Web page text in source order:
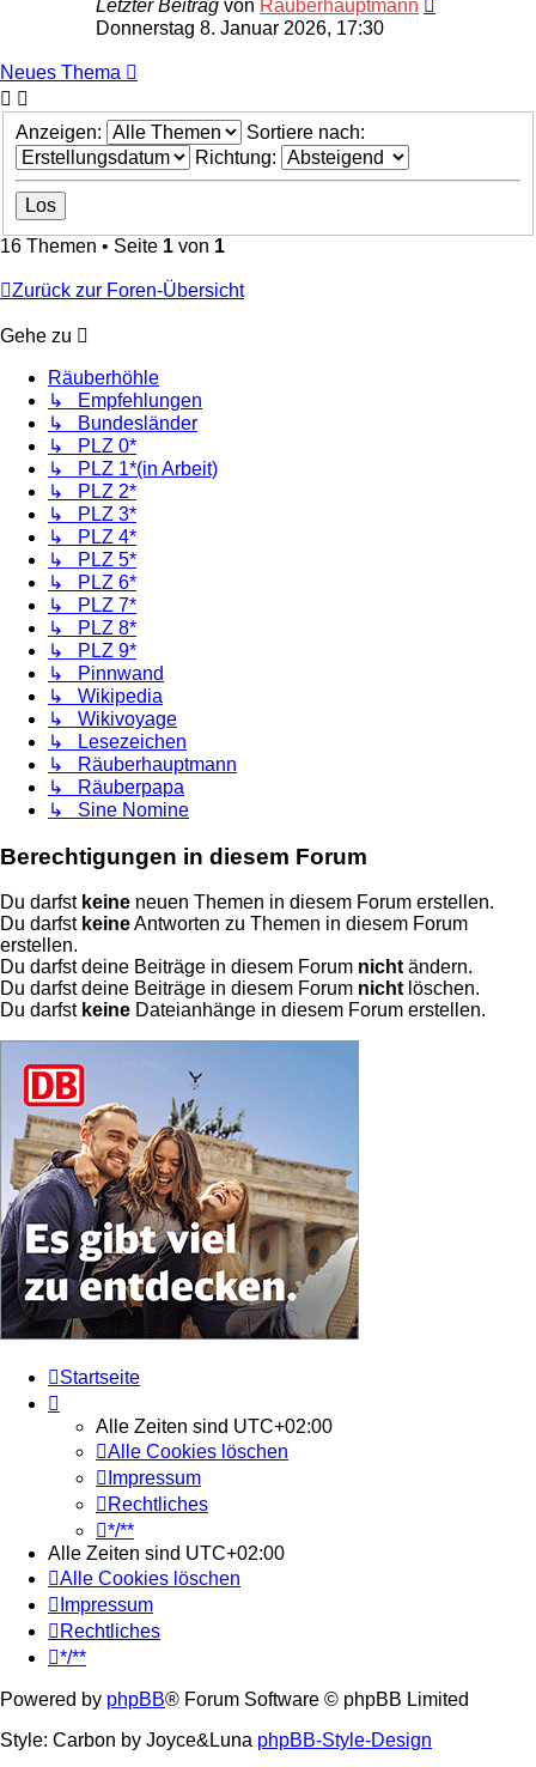
Letzter Beitrag von Räuberhauptmann
Donnerstag 8. Januar 2026, 17:30
Neues Thema
Anzeigen:
Sortiere nach:
Richtung:
16 Themen • Seite 1 von 1
Zurück zur Foren-Übersicht
Gehe zu
Räuberhöhle
↳ Empfehlungen
↳ Bundesländer
↳ PLZ 0*
↳ PLZ 1*(in Arbeit)
↳ PLZ 2*
↳ PLZ 3*
↳ PLZ 4*
↳ PLZ 5*
↳ PLZ 6*
↳ PLZ 7*
↳ PLZ 8*
↳ PLZ 9*
↳ Pinnwand
↳ Wikipedia
↳ Wikivoyage
↳ Lesezeichen
↳ Räuberhauptmann
↳ Räuberpapa
↳ Sine Nomine
Berechtigungen in diesem Forum
Du darfst keine neuen Themen in diesem Forum erstellen.
Du darfst keineAntworten zu Themen in diesem Forum
erstellen.
Du darfst deine Beiträge in diesem Forum nicht ändern.
Du darfst deine Beiträge in diesem Forum nicht löschen.
Du darfst keine Dateianhänge in diesem Forum erstellen.
Startseite
Alle Zeiten sind UTC+02:00
Alle Cookies löschen
Impressum
Rechtliches
*/**
Alle Zeiten sind UTC+02:00
Alle Cookies löschen
Impressum
Rechtliches
*/**
Powered by phpBB® Forum Software © phpBB Limited
Style: Carbon by Joyce&Luna phpBB-Style-Design